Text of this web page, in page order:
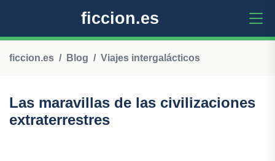
ficcion.es
ficcion.es Blog Viajes intergalácticos
Las maravillas de las civilizaciones
extraterrestres